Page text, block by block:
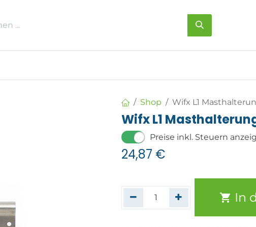
Shop Wifx L1
Wifx L1
Preise inkl. Steuern
24,87 €
In